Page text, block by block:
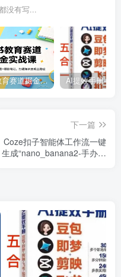
没有写...
小红书教育赛道掘金实战课：AI课件制作+店铺运营+爆款笔记，打通知识变现全路径
下一篇
Coze扣子智能体工作流一键
生成“nano_banana2-手办图